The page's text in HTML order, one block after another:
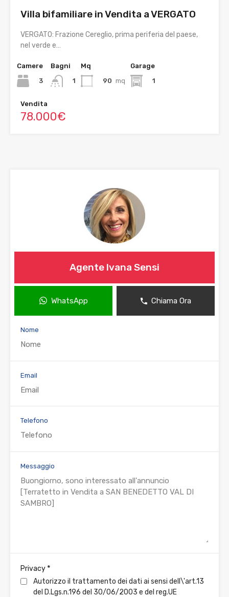
Villa bifamiliare in Vendita a VERGATO
VERGATO: Frazione Cereglio, prima periferia del paese,
nel verde e…
Camere
3
Bagni
1
Mq
90 mq
Garage
1
Vendita
78.000€
Agente Ivana Sensi
WhatsApp Chiama Ora
Nome
Email
Telefono
Messaggio
Privacy *
Autorizzo il trattamento dei dati ai sensi dell\'art.13
del D.Lgs.n.196 del 30/06/2003 e del reg.UE